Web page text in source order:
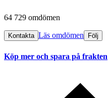
64 729 omdömen
Kontakta Läs omdömen Följ
Köp mer och spara på frakten